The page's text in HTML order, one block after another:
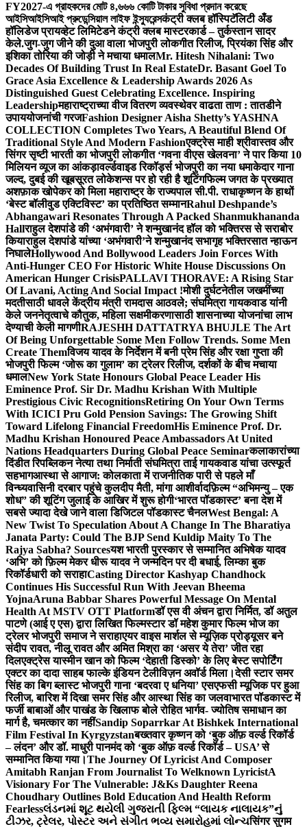
FY2027-এ গ্রাহকদের মোট ৪,৬৬৬ কোটি টাকার সুবিধা প্রদান করেছে
আইসিআইসিআই প্রুডেন্সিয়াল লাইফ ইন্স্যুরেন্সकंट्री क्लब हॉस्पिटॅलिटी अँड
हॉलिडेज प्रायव्हेट लिमिटेडने कंट्री क्लब मास्टरकार्ड – तुर्कस्तान सादर
केले.जुग-जुग जीने की दुआ वाला भोजपुरी लोकगीत रिलीज, प्रियंका सिंह और
इशिका तोरिया की जोड़ी ने मचाया धमालMr. Hitesh Nihalani: Two
Decades Of Building Trust In Real EstateDr. Basant Goel To
Grace Asia Excellence & Leadership Awards 2026 As
Distinguished Guest Celebrating Excellence. Inspiring
Leadershipमहाराष्ट्राच्या वीज वितरण व्यवस्थेवर वाढता ताण : तातडीने
उपाययोजनांची गरजFashion Designer Aisha Shetty’s YASHNA
COLLECTION Completes Two Years, A Beautiful Blend Of
Traditional Style And Modern Fashionएक्ट्रेस माही श्रीवास्तव और
सिंगर सृष्टी भारती का भोजपुरी लोकगीत ‘गवना वीएस खेलवना’ ने पार किया 10
मिलियन व्यूज का आंकड़ावर्ल्डवाइड रिकॉर्ड्स भोजपुरी का नया धमाकेदार गाना
जल्द, दुबई की खूबसूरत लोकेशन्स पर हो रही है शूटिंगफिल्म जगत के प्रख्यात
अशफ़ाक खोपेकर को मिला महाराष्ट्र के राज्यपाल सी.पी. राधाकृष्णन के हाथों
‘बेस्ट बॉलीवुड एक्टिविस्ट’ का प्रतिष्ठित सम्मानRahul Deshpande’s
Abhangawari Resonates Through A Packed Shanmukhananda
Hallराहुल देशपांडे की ‘अभंगवारी’ ने शन्मुखानंद हॉल को भक्तिरस से सराबोर
कियाराहुल देशपांडे यांच्या ‘अभंगवारी’ने शन्मुखानंद सभागृह भक्तिरसात न्हाऊन
निघालेHollywood And Bollywood Leaders Join Forces With
Anti-Hunger CEO For Historic White House Discussions On
American Hunger CrisisPALLAVI THORAVE: A Rising Star
Of Lavani, Acting And Social Impact !मोशी दुर्घटनेतील जखमींच्या
मदतीसाठी धावले केंद्रीय मंत्री रामदास आठवले; संघमित्रा गायकवाड यांनी
केले जननेतृत्वाचे कौतुक, महिला सक्षमीकरणासाठी शासनाच्या योजनांचा लाभ
देण्याची केली मागणीRAJESHH DATTATRYA BHUJLE The Art
Of Being Unforgettable Some Men Follow Trends. Some Men
Create Themविजय यादव के निर्देशन में बनी प्रेम सिंह और रक्षा गुप्ता की
भोजपुरी फिल्म ‘जोरू का गुलाम’ का ट्रेलर रिलीज, दर्शकों के बीच मचाया
धमालNew York State Honours Global Peace Leader His
Eminence Prof. Sir Dr. Madhu Krishan With Multiple
Prestigious Civic RecognitionsRetiring On Your Own Terms
With ICICI Pru Gold Pension Savings: The Growing Shift
Toward Lifelong Financial FreedomHis Eminence Prof. Dr.
Madhu Krishan Honoured Peace Ambassadors At United
Nations Headquarters During Global Peace Seminarकलाकारांच्या
दिंडीत रिपब्लिकन नेत्या तथा निर्माती संघमित्रा ताई गायकवाड यांचा उत्स्फूर्त
सहभागआस्था से आगाज: कोलकाता में राजनीतिक पारी से पहले माँ
विन्ध्यवासिनी दरबार पहुंचे कुलदीप मैती, मांगा आशीर्वादफ़िल्म “अभिमन्यु – एक
शोध” की शूटिंग जुलाई के आखिर में शुरू होगी‘भारत पॉडकास्ट’ बना देश में
सबसे ज्यादा देखे जाने वाला डिजिटल पॉडकास्ट चैनलWest Bengal: A
New Twist To Speculation About A Change In The Bharatiya
Janata Party: Could The BJP Send Kuldip Maity To The
Rajya Sabha? Sourcesयश भारती पुरस्कार से सम्मानित अभिषेक यादव
‘अभि’ को फ़िल्म मेकर धीरू यादव ने जन्मदिन पर दी बधाई, लिम्का बुक
रिकॉर्डधारी को सराहाCasting Director Kashyap Chandhock
Continues His Successful Run With Jeevan Bheema
YojnaAruna Babbar Shares Powerful Message On Mental
Health At MSTV OTT Platformडॉ एस वी अंचन द्वारा निर्मित, डॉ अतुल
पाटणे (आई ए एस) द्वारा लिखित फिल्मस्टार डॉ महेश कुमार फिल्म भोज का
ट्रेलर भोजपुरी समाज ने सराहाएयर वाइस मार्शल से म्यूज़िक प्रोड्यूसर बने
संदीप रावत, नीलू रावत और अमित मिश्रा का ‘असर ये तेरा’ जीत रहा
दिलएक्ट्रेस यास्मीन खान को फिल्म ‘देहाती डिस्को’ के लिए बेस्ट सपोर्टिंग
एक्टर का दादा साहब फाल्के इंडियन टेलीविज़न अवॉर्ड मिला।देसी स्टार समर
सिंह का बिग ब्लास्ट भोजपुरी गाना ‘बदरवा ए धनिया’ एसएफसी म्यूजिक पर हुआ
रिलीज, बारिश में दिखा समर सिंह और आस्था सिंह का जलवाभारत पॉडकास्ट में
फर्जी बाबाओं और पाखंड के खिलाफ बोले रोहित भार्गव- ज्योतिष समाधान का
मार्ग है, चमत्कार का नहींSandip Soparrkar At Bishkek International
Film Festival In Kyrgyzstanबख्तवार कृष्णन को ‘बुक ऑफ़ वर्ल्ड रिकॉर्ड
– लंदन’ और डॉ. माधुरी पानमंद को ‘बुक ऑफ़ वर्ल्ड रिकॉर्ड – USA’ से
सम्मानित किया गया।The Journey Of Lyricist And Composer
Amitabh Ranjan From Journalist To Welknown LyricistA
Visionary For The Vulnerable: J&Ks Daughter Reena
Choudhary Outlines Bold Education And Health Reform
Fearlessલંડનમાં શૂટ થયેલી ગુજરાતી ફિલ્મ “લાયક નાલાયક”નું
ટીઝર, ટ્રેલર, પોસ્ટર અને સંગીત ભવ્ય સમારોહમાં લોન્ચसिंगर सुगम